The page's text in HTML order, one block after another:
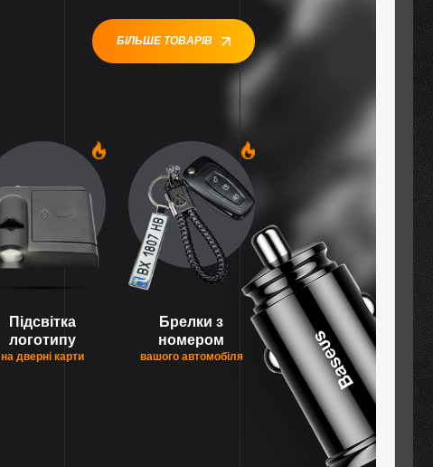
БІЛЬШЕ ТОВАРІВ
Підсвітка
логотипу
на дверні карти
Брелки з
номером
вашого автомобіля